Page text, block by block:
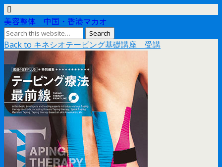
美容整体 中国・香港マカオ
Back to キネシオテーピング基礎講座 受講